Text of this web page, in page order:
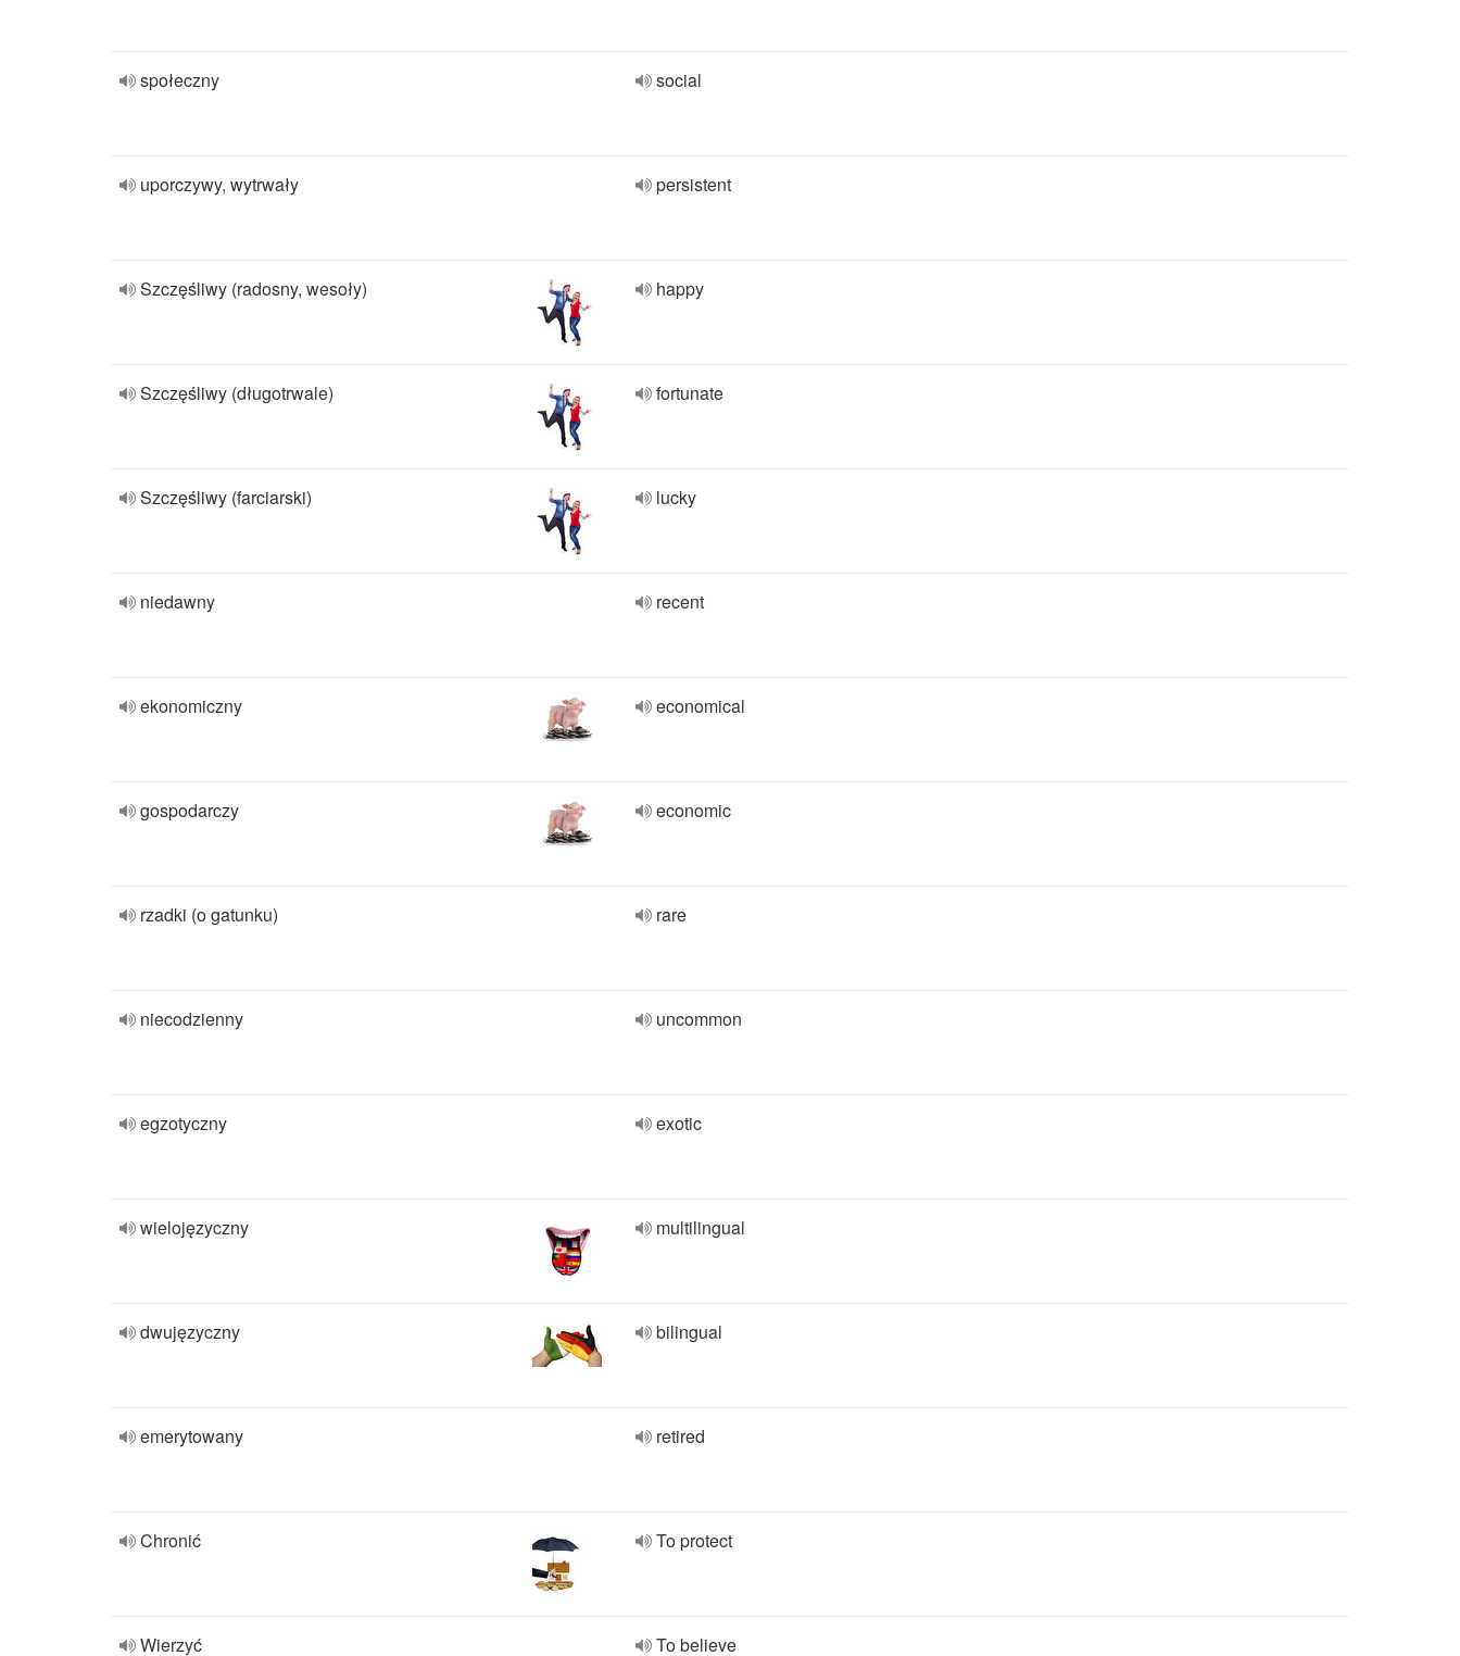
społeczny social
uporczywy, wytrwały persistent
Szczęśliwy (radosny, wesoły) happy
Szczęśliwy (długotrwale) fortunate
Szczęśliwy (farciarski) lucky
niedawny recent
ekonomiczny economical
gospodarczy economic
rzadki (o gatunku) rare
niecodzienny uncommon
egzotyczny exotic
wielojęzyczny multilingual
dwujęzyczny bilingual
emerytowany retired
Chronić To protect
Wierzyć To believe